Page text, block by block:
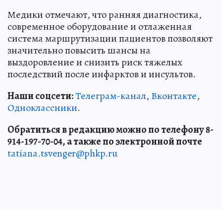
Медики отмечают, что ранняя диагностика,
современное оборудование и отлаженная
система маршрутизации пациентов позволяют
значительно повысить шансы на
выздоровление и снизить риск тяжелых
последствий после инфарктов и инсультов.
Наши соцсети:Телеграм-канал, Вконтакте,
Одноклассники.
Обратиться в редакцию можно по телефону 8-
914-197-70-04, а также по электронной почте
tatiana.tsvenger@phkp.ru